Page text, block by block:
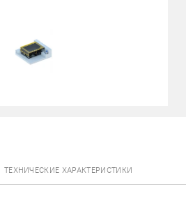
ТЕХНИЧЕСКИЕ ХАРАКТЕРИСТИКИ